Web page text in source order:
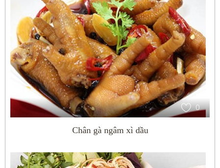
0
Chân gà ngâm xì dầu